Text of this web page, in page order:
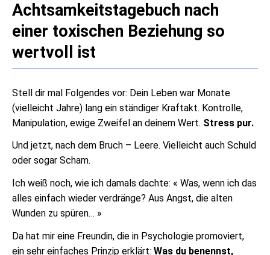
Achtsamkeitstagebuch nach
einer toxischen Beziehung so
wertvoll ist
Stell dir mal Folgendes vor: Dein Leben war Monate
(vielleicht Jahre) lang ein ständiger Kraftakt. Kontrolle,
Manipulation, ewige Zweifel an deinem Wert. Stress pur.
Und jetzt, nach dem Bruch – Leere. Vielleicht auch Schuld
oder sogar Scham.
Ich weiß noch, wie ich damals dachte: « Was, wenn ich das
alles einfach wieder verdränge? Aus Angst, die alten
Wunden zu spüren… »
Da hat mir eine Freundin, die in Psychologie promoviert,
ein sehr einfaches Prinzip erklärt: Was du benennst,